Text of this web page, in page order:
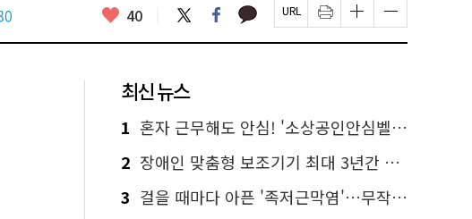
좋
요
40 트
위
터
페
이
스
카
카 페
이
지
인
쇄
하
글
자
크
하
기
글
자
크
하
기
최신 뉴스
1 혼자 근무해도 안심! '소상공인안심벨' 신청하세요
2 장애인 맞춤형 보조기기 최대 3년간 무상 대여…삶의 질 높인다
3 걸을 때마다 아픈 '족저근막염'…무작정 참지 말고 '이것' 해보세요!